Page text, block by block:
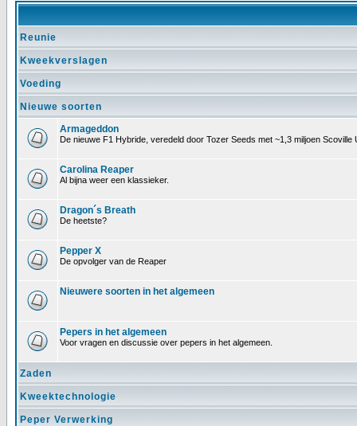
Reunie
Kweekverslagen
Voeding
Nieuwe soorten
Armageddon
De nieuwe F1 Hybride, veredeld door Tozer Seeds met ~1,3 miljoen Scoville
Carolina Reaper
Al bijna weer een klassieker.
Dragon´s Breath
De heetste?
Pepper X
De opvolger van de Reaper
Nieuwere soorten in het algemeen
Pepers in het algemeen
Voor vragen en discussie over pepers in het algemeen.
Zaden
Kweektechnologie
Peper Verwerking